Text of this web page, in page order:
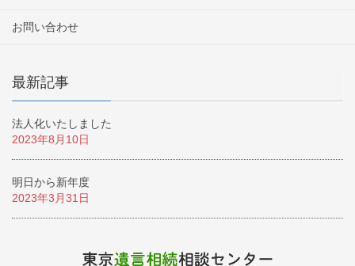
お問い合わせ
最新記事
法人化いたしました
2023年8月10日
明日から新年度
2023年3月31日